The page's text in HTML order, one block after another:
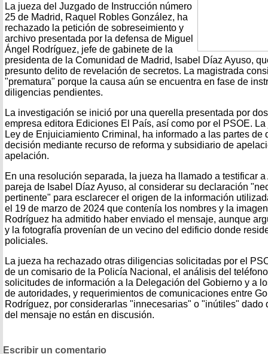
La jueza del Juzgado de Instrucción número
25 de Madrid, Raquel Robles González, ha
rechazado la petición de sobreseimiento y
archivo presentada por la defensa de Miguel
Ángel Rodríguez, jefe de gabinete de la
presidenta de la Comunidad de Madrid, Isabel Díaz Ayuso,
presunto delito de revelación de secretos. La magistrada
"prematura" porque la causa aún se encuentra en fase de
diligencias pendientes.
La investigación se inició por una querella presentada por
empresa editora Ediciones El País, así como por el PSOE.
Ley de Enjuiciamiento Criminal, ha informado a las partes de
decisión mediante recurso de reforma y subsidiario de
apelación.
En una resolución separada, la jueza ha llamado a testificar
pareja de Isabel Díaz Ayuso, al considerar su declaración
pertinente" para esclarecer el origen de la información
el 19 de marzo de 2024 que contenía los nombres y la
Rodríguez ha admitido haber enviado el mensaje, aunque
y la fotografía provenían de un vecino del edificio donde
policiales.
La jueza ha rechazado otras diligencias solicitadas por el
de un comisario de la Policía Nacional, el análisis del
solicitudes de información a la Delegación del Gobierno y a
de autoridades, y requerimientos de comunicaciones entre
Rodríguez, por considerarlas "innecesarias" o "inútiles" dado
del mensaje no están en discusión.
Escribir un comentario